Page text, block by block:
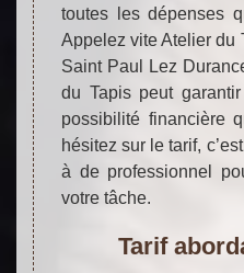
toutes les dépenses
Appelez vite Atelier du
Saint Paul Lez
du Tapis peut
possibilité financière
hésitez sur le tarif,
à de professionnel
votre tâche.
Tarif